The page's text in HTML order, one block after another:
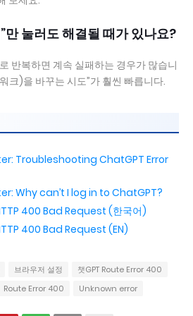
만 눌러도 해결될 때가 있나요?
반복하면 계속 실패하는 경우가 많습니
크)을 바꾸는 시도”가 훨씬 빠릅니다.
Troubleshooting ChatGPT Error
Why can’t I log in to ChatGPT?
400 Bad Request (한국어)
400 Bad Request (EN)
브라우저 설정
챗GPT Route Error 400
Route Error 400 Unknown error